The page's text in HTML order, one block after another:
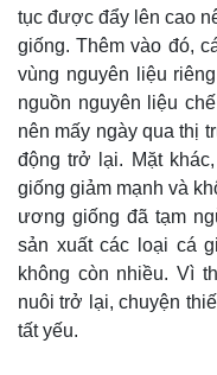
tục được đẩy lên cao
giống. Thêm vào đó,
vùng nguyên liệu
nguồn nguyên liệu
nên mấy ngày qua thị
động trở lại. Mặt
giống giảm mạnh và
ương giống đã tạm
sản xuất các loại cá
không còn nhiều. Vì
nuôi trở lại, chuyện
tất yếu.